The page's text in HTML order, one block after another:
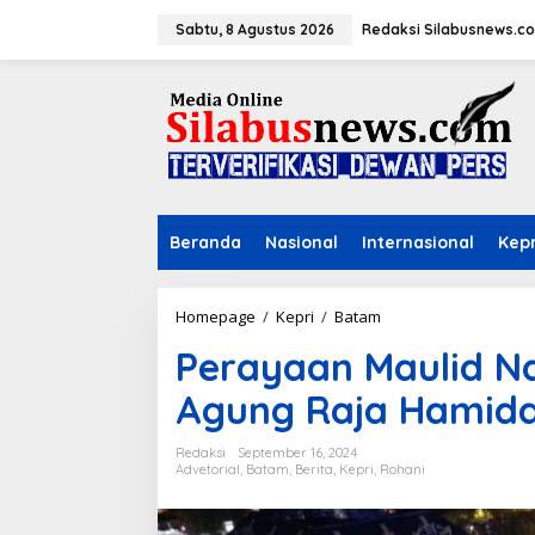
Sabtu, 8 Agustus 2026 Redaksi
Beranda Nasional Internasional
Homepage / Kepri / Batam
r
a
y
a
n
a
Perayaan Maulid
Agung Raja
Redaksi
September 16, 2024
Advetorial, Batam, Berita, Kepri, Rohani